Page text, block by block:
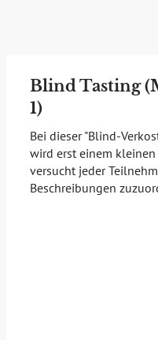
Blind Tasting
1)
Bei dieser "Blind-
wird erst einem
versucht jeder
Beschreibungen